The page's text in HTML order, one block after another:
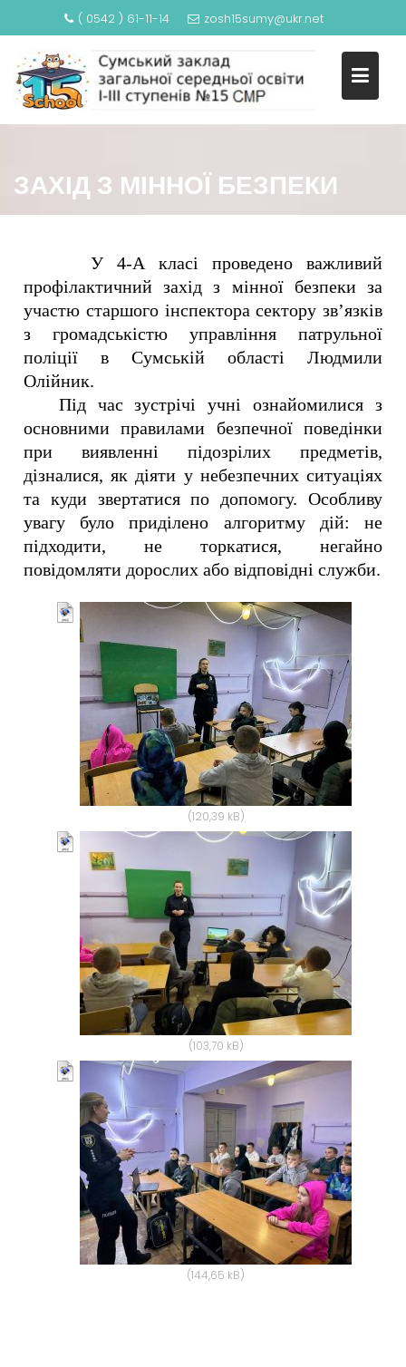
( 0542 ) 61-11-14 zosh15sumy@ukr.net
ЗАХІД З МІННОЇ БЕЗПЕКИ
У 4-А класі проведено важливий
профілактичний захід з мінної безпеки за
участю старшого інспектора сектору зв’язків
з громадськістю управління патрульної
поліції в Сумській області Людмили
Олійник.
Під час зустрічі учні ознайомилися з
основними правилами безпечної поведінки
при виявленні підозрілих предметів,
дізналися, як діяти у небезпечних ситуаціях
та куди звертатися по допомогу. Особливу
увагу було приділено алгоритму дій: не
підходити, не торкатися, негайно
повідомляти дорослих або відповідні служби.